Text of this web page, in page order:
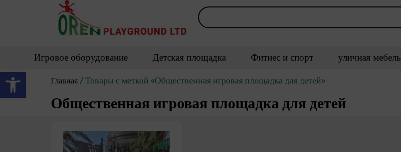
Открыть панель инструментов
Игровое оборудование Детская площадка Фитнес и спорт уличная мебель
Главная/ Товары с меткой «Общественная игровая площадка для детей»
Общественная игровая площадка для детей